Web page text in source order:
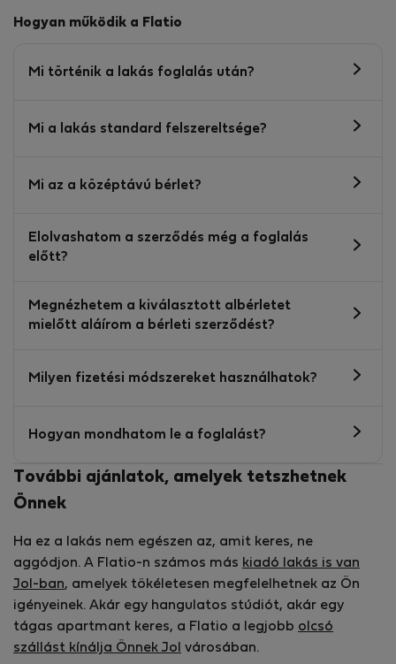
Hogyan működik a Flatio
Mi történik a lakás foglalás után?
Mi a lakás standard felszereltsége?
Mi az a középtávú bérlet?
Elolvashatom a szerződés még a foglalás
előtt?
Megnézhetem a kiválasztott albérletet
mielőtt aláírom a bérleti szerződést?
Milyen fizetési módszereket használhatok?
Hogyan mondhatom le a foglalást?
További ajánlatok, amelyek tetszhetnek
Önnek
Ha ez a lakás nem egészen az, amit keres, ne
aggódjon. A Flatio-n számos más kiadó lakás is van
Jol-ban, amelyek tökéletesen megfelelhetnek az Ön
igényeinek. Akár egy hangulatos stúdiót, akár egy
tágas apartmant keres, a Flatio a legjobb olcsó
szállást kínálja Önnek Jol
városában.